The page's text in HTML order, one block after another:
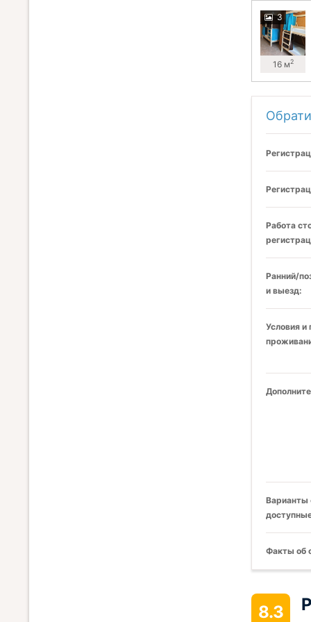
3
16 м2
Работа
Ранний/
и выезд:
Условия и
Варианты
Факты об
8.3